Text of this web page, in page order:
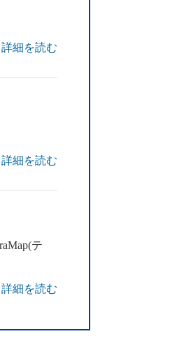
詳細を読む
詳細を読む
テ
詳細を読む